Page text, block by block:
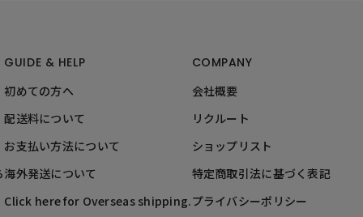
GUIDE & HELP
初めての方へ
配送料について
お支払い方法について
海外発送について
Click here for Overseas shipping.
COMPANY
会社概要
リクルート
ショップリスト
特定商取引法に基づく表記
プライバシーポリシー